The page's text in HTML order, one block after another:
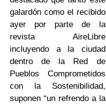
galardón como el recibido
ayer por parte de la
revista AireLibre
incluyendo a la ciudad
dentro de la Red de
Pueblos Comprometidos
con la Sostenibilidad,
suponen “un refrendo a la